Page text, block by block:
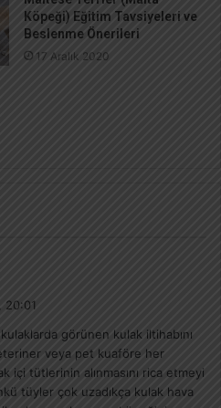
Köpeği) Eğitim Tavsiyeleri ve
Beslenme Önerileri
17 Aralık 2020
20:01
görünen kulak iltihabını
veya pet kuaföre her
içi tütlerinin alınmasını rica etmeyi
tüyler çok uzadıkça kulak hava